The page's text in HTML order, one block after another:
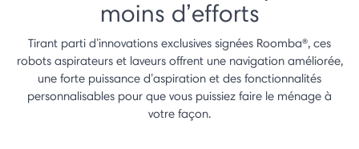
moins d’efforts
Tirant parti d’innovations exclusives signées Roomba®, ces
robots aspirateurs et laveurs offrent une navigation améliorée,
une forte puissance d’aspiration et des fonctionnalités
personnalisables pour que vous puissiez faire le ménage à
votre façon.